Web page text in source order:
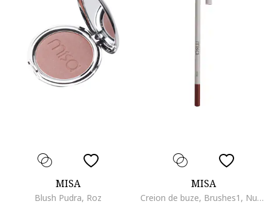
MISA
Blush Pudra, Roz
MISA
Creion de buze, Brushes1, Nude